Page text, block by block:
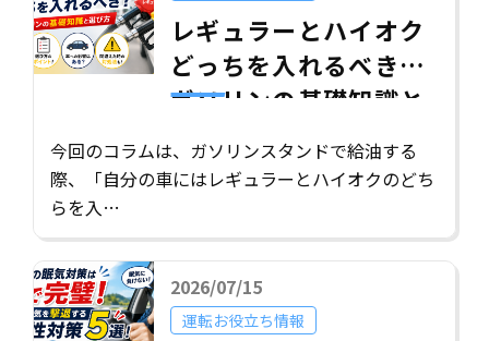
レギュラーとハイオク
どっちを入れるべき？
ガソリンの基礎知識と
今回のコラムは、ガソリンスタンドで給油する
際、「自分の車にはレギュラーとハイオクのどち
らを入…
2026/07/15
運転お役立ち情報